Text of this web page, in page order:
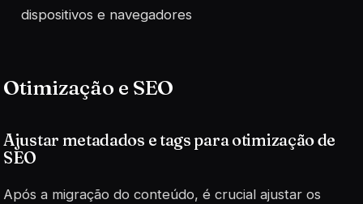
dispositivos e navegadores
Otimização e SEO
Ajustar metadados e tags para otimização de
SEO
Após a migração do conteúdo, é crucial ajustar os